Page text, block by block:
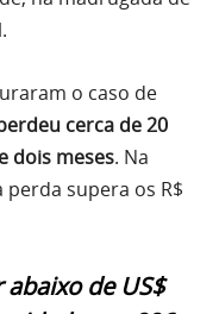
o caso de
cerca de 20
dois meses. Na
supera os R$
de US$